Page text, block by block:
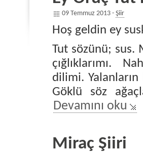
09 Temmuz 2013 - Şiir
Hoş geldin ey
Tut sözünü; sus.
çığlıklarımı.
dilimi.
Göklü söz
Devamını oku
Miraç Şiiri